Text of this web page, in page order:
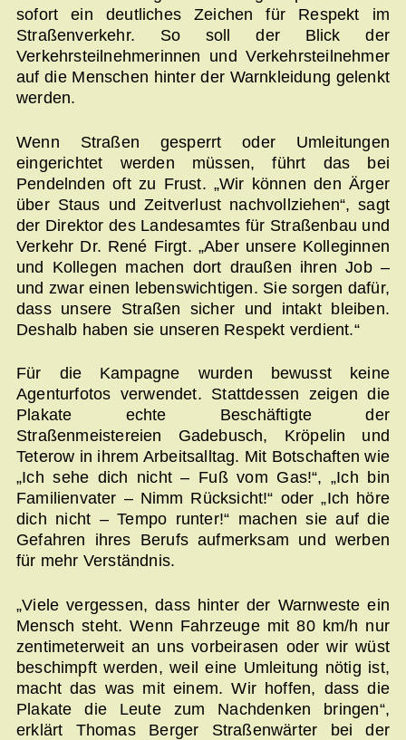
sofort ein deutliches Zeichen für Respekt im
Straßenverkehr. So soll der Blick der
Verkehrsteilnehmerinnen und Verkehrsteilnehmer
auf die Menschen hinter der Warnkleidung gelenkt
werden.
Wenn Straßen gesperrt oder Umleitungen
eingerichtet werden müssen, führt das bei
Pendelnden oft zu Frust. „Wir können den Ärger
über Staus und Zeitverlust nachvollziehen“, sagt
der Direktor des Landesamtes für Straßenbau und
Verkehr Dr. René Firgt. „Aber unsere Kolleginnen
und Kollegen machen dort draußen ihren Job –
und zwar einen lebenswichtigen. Sie sorgen dafür,
dass unsere Straßen sicher und intakt bleiben.
Deshalb haben sie unseren Respekt verdient.“
Für die Kampagne wurden bewusst keine
Agenturfotos verwendet. Stattdessen zeigen die
Plakate echte Beschäftigte der
Straßenmeistereien Gadebusch, Kröpelin und
Teterow in ihrem Arbeitsalltag. Mit Botschaften wie
„Ich sehe dich nicht – Fuß vom Gas!“, „Ich bin
Familienvater – Nimm Rücksicht!“ oder „Ich höre
dich nicht – Tempo runter!“ machen sie auf die
Gefahren ihres Berufs aufmerksam und werben
für mehr Verständnis.
„Viele vergessen, dass hinter der Warnweste ein
Mensch steht. Wenn Fahrzeuge mit 80 km/h nur
zentimeterweit an uns vorbeirasen oder wir wüst
beschimpft werden, weil eine Umleitung nötig ist,
macht das was mit einem. Wir hoffen, dass die
Plakate die Leute zum Nachdenken bringen“,
erklärt Thomas Berger Straßenwärter bei der